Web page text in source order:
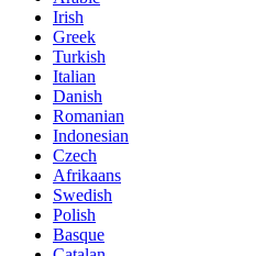
Irish
Greek
Turkish
Italian
Danish
Romanian
Indonesian
Czech
Afrikaans
Swedish
Polish
Basque